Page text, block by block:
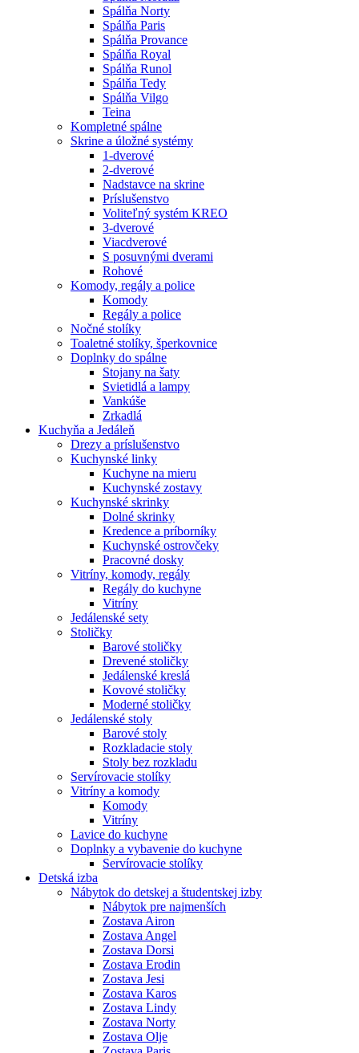
Spálňa Norty
Spálňa Paris
Spálňa Provance
Spálňa Royal
Spálňa Runol
Spálňa Tedy
Spálňa Vilgo
Teina
Kompletné spálne
Skrine a úložné systémy
1-dverové
2-dverové
Nadstavce na skrine
Príslušenstvo
Voliteľný systém KREO
3-dverové
Viacdverové
S posuvnými dverami
Rohové
Komody, regály a police
Komody
Regály a police
Nočné stolíky
Toaletné stolíky, šperkovnice
Doplnky do spálne
Stojany na šaty
Svietidlá a lampy
Vankúše
Zrkadlá
Kuchyňa a Jedáleň
Drezy a príslušenstvo
Kuchynské linky
Kuchyne na mieru
Kuchynské zostavy
Kuchynské skrinky
Dolné skrinky
Kredence a príborníky
Kuchynské ostrovčeky
Pracovné dosky
Vitríny, komody, regály
Regály do kuchyne
Vitríny
Jedálenské sety
Stoličky
Barové stoličky
Drevené stoličky
Jedálenské kreslá
Kovové stoličky
Moderné stoličky
Jedálenské stoly
Barové stoly
Rozkladacie stoly
Stoly bez rozkladu
Servírovacie stolíky
Vitríny a komody
Komody
Vitríny
Lavice do kuchyne
Doplnky a vybavenie do kuchyne
Servírovacie stolíky
Detská izba
Nábytok do detskej a študentskej izby
Nábytok pre najmenších
Zostava Airon
Zostava Angel
Zostava Dorsi
Zostava Erodin
Zostava Jesi
Zostava Karos
Zostava Lindy
Zostava Norty
Zostava Olje